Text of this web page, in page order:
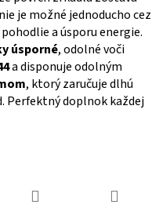
je možné jednoducho cez
a úsporu energie.
úsporné, odolné voči
a disponuje odolným
, ktorý zaručuje dlhú
Perfektný doplnok každej